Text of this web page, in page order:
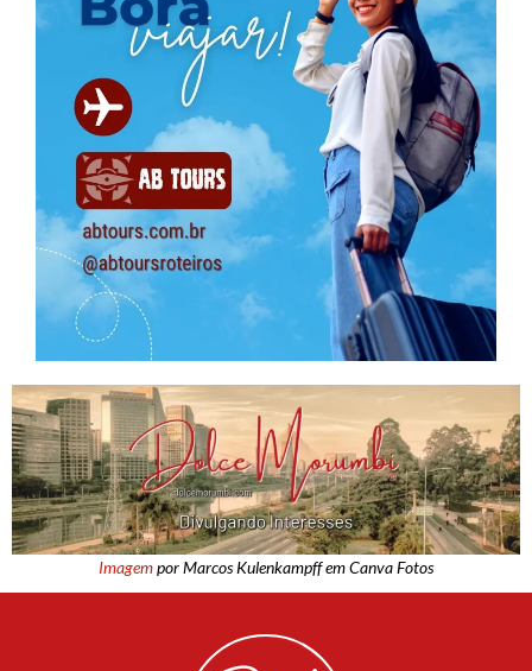
Imagempor Marcos Kulenkampff em Canva Fotos